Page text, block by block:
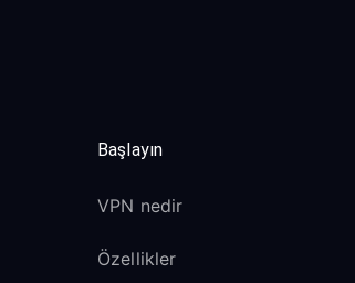
Başlayın
VPN nedir
Özellikler